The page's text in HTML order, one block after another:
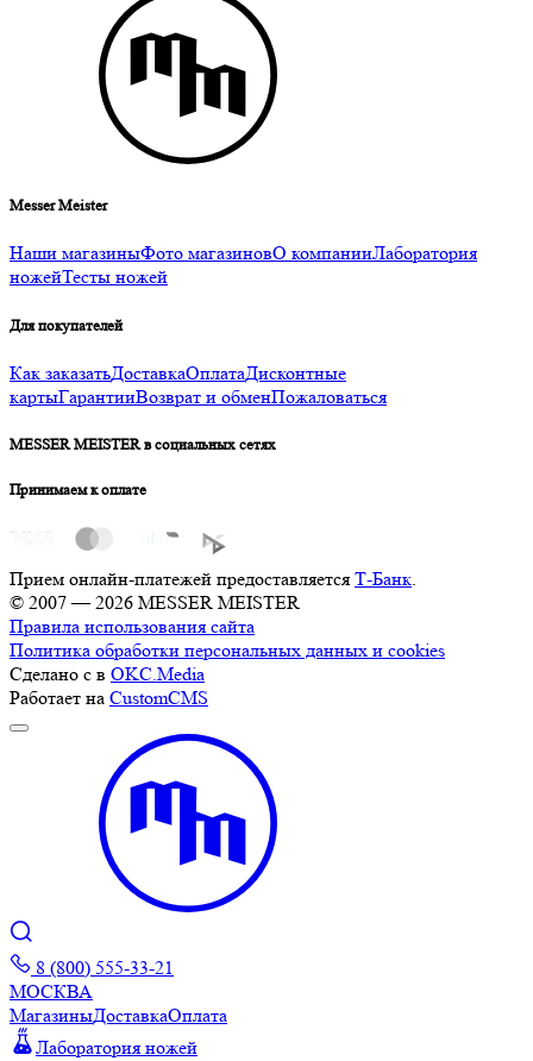
Messer Meister
Наши магазиныФото магазиновО компанииЛаборатория
ножейТесты ножей
Для покупателей
Как заказатьДоставкаОплатаДисконтные
картыГарантииВозврат и обменПожаловаться
MESSER MEISTER в социальных сетях
Принимаем к оплате
Прием онлайн-платежей предоставляется Т-Банк.
© 2007 — 2026 MESSER MEISTER
Правила использования сайта
Политика обработки персональных данных и cookies
Сделано с в OKC.Media
Работает на CustomCMS
8 (800) 555-33-21
МОСКВА
МагазиныДоставкаОплата
Лаборатория ножей